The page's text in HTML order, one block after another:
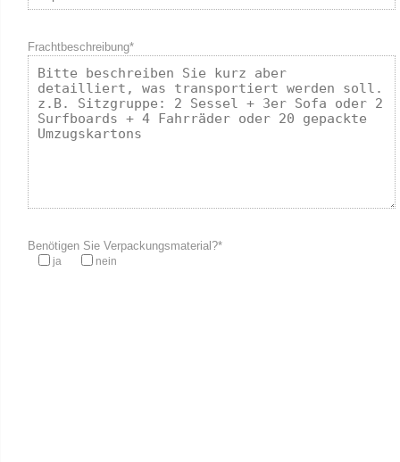
Frachtbeschreibung*
Benötigen Sie Verpackungsmaterial?*
ja nein